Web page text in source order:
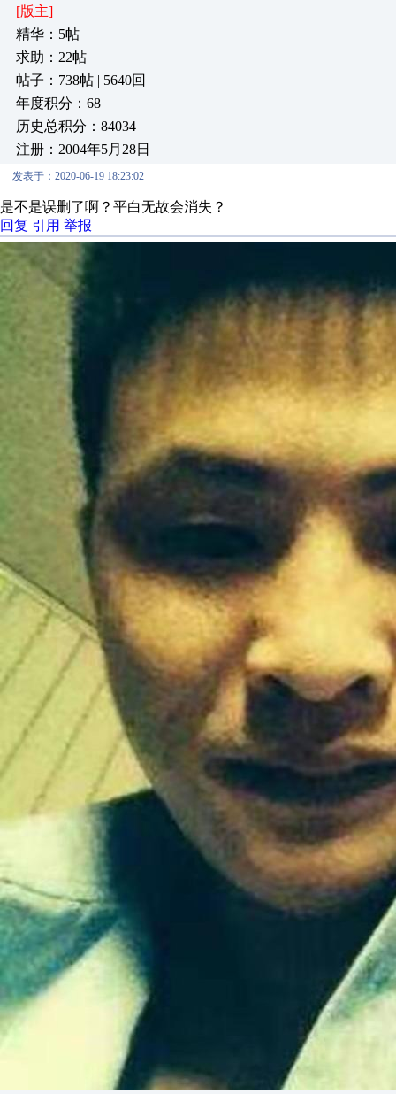
[版主]
精华：5帖
求助：22帖
帖子：738帖 | 5640回
年度积分：68
历史总积分：84034
注册：2004年5月28日
发表于：2020-06-19 18:23:02
是不是误删了啊？平白无故会消失？
回复 引用 举报